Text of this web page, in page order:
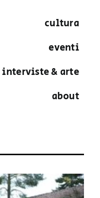
cultura
eventi
interviste & arte
about